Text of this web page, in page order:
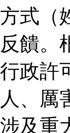
方式（
反饋。
行政許
人、厲
涉及重